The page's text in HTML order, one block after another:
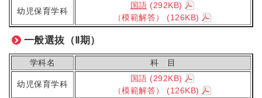
幼児保育学科
国語 (292KB)
（模範解答）
(126KB)
一般選抜（Ⅱ期）
学科名 科 目
幼児保育学科
国語 (292KB)
（模範解答）
(126KB)